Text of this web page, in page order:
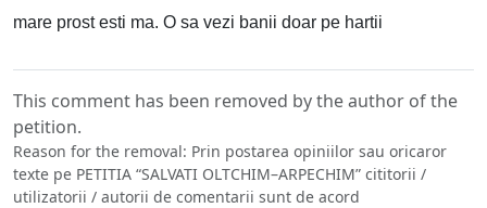
mare prost esti ma. O sa vezi banii doar pe hartii
This comment has been removed by the author of the
petition.
Reason for the removal: Prin postarea opiniilor sau oricaror
texte pe PETITIA “SALVATI OLTCHIM–ARPECHIM” cititorii /
utilizatorii / autorii de comentarii sunt de acord